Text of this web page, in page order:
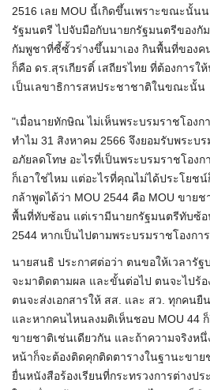
2516 เลย​ MOU นี้เกิดขึ้น​เพราะขณะนั้
รัฐมนตรี ไปจับมือกับนายกรัฐมนตรีของกั
กัมพูชาที่ซี้ซั้วร่างขึ้นมาเอง กินพื้นที่ของค
ก็คือ ดร.สุรเกียรติ์ เสถียรไทย ที่ต้องการ
เป็นเลขาธิการสหประชาชาติในขณะนั้น
"เมื่อนายทักษิณ ไม่เห็นพระบรมราชโองก
ทำไม 31 สิงหาคม 2566 จึงยอมรับพระบ
อภัยลดโทษ อะไรที่เป็นพระบรมราชโอ
ก็เอาใช่ไหม แต่อะไรที่คุณไม่ได้ประโยชน์
กล้าพูดได้ว่า MOU 2544 คือ MOU ขายช
พื้นที่ทับซ้อน แต่เรามีนายกรัฐมนตรีทับซ้อ
2544 หากเป็นไปตามพระบรมราชโองกา
นายสนธิ ประกาศต่อว่า ตนขอให้เวลารั
จะมาติดตามผล และขั้นต่อไป ตนจะไปร้
ตนจะส่งเอกสารให้​ สส. และ สว. ทุกคนยื
และหากคนไหนลงมติเห็นชอบ​ ​MOU 44
ขายชาติเช่นเดียวกัน และถ้าความจริงห
หน้าก็จะต้องติดคุกติดตารางในฐานะขา
ยื่นหนังสือร้องเรียนที่กระทรวงการต่างป